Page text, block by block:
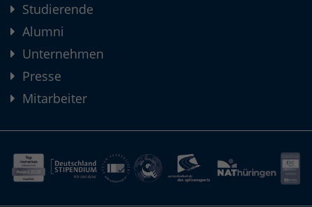
Studierende
Alumni
Unternehmen
Presse
Mitarbeiter